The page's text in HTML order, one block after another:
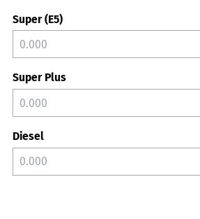
Super (E5)
Super Plus
Diesel